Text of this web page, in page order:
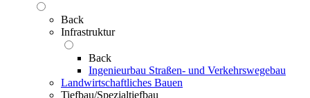
Back
Infrastruktur
Back
Ingenieurbau Straßen- und Verkehrswegebau
Landwirtschaftliches Bauen
Tiefbau/Spezialtiefbau